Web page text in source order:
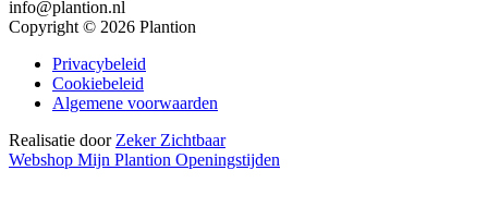
info@plantion.nl
Copyright © 2026 Plantion
Privacybeleid
Cookiebeleid
Algemene voorwaarden
Realisatie door Zeker Zichtbaar
Webshop Mijn Plantion Openingstijden